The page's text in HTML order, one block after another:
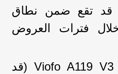
قد تقع ضمن نطاق
فترات العروض
· موديل مقترح: Viofo A119 V3 (قد